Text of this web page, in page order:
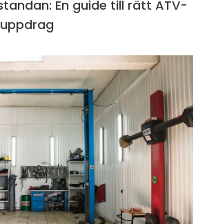
En guide till rätt ATV-